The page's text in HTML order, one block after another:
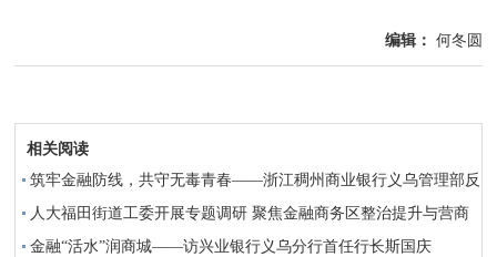
编辑： 何冬圆
相关阅读
筑牢金融防线，共守无毒青春——浙江稠州商业银行义乌管理部反
洗钱宣传进行中
人大福田街道工委开展专题调研 聚焦金融商务区整治提升与营商
环境优化
金融“活水”润商城——访兴业银行义乌分行首任行长斯国庆